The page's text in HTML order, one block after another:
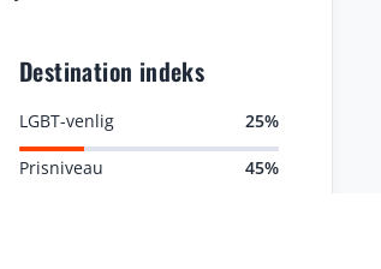
Destination indeks
LGBT-venlig 25%
Prisniveau 45%